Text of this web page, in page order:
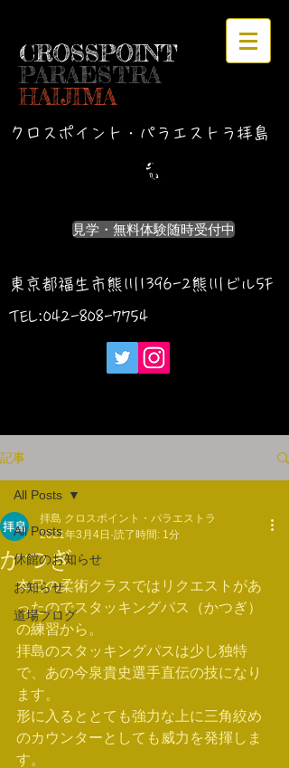
CROSSPOINT
PARAESTRA
HAIJIMA
クロスポイント・パラエストラ拝島
見学・無料体験随時受付中
東京都福生市熊川1396-2熊川ビル5F
TEL:042-808-7754
記事
All Posts
休館のお知らせ
お知らせ
道場ブログ
All Posts
かつぎ
拝島 クロスポイント・パラエストラ
2021年3月4日 読了時間: 1分
本日の柔術クラスではリクエストがあ
ったのでスタッキングパス（かつぎ）
の練習から。
拝島のスタッキングパスは少し独特
で、あの今泉貴史選手直伝の技になり
ます。
形に入るととても強力な上に三角絞め
のカウンターとしても威力を発揮しま
す。